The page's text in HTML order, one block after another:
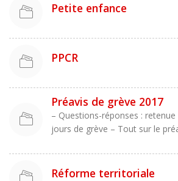
Petite enfance
PPCR
Préavis de grève 2017
– Questions-réponses :
jours de grève – Tout sur le
Réforme territoriale